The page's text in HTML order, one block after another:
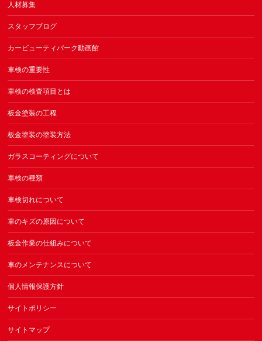
人材募集
スタッフブログ
カービューティパーク動画館
車検の重要性
車検の検査項目とは
板金塗装の工程
板金塗装の塗装方法
ガラスコーティングについて
車検の種類
車検切れについて
車のキズの原因について
板金作業の仕組みについて
車のメンテナンスについて
個人情報保護方針
サイトポリシー
サイトマップ